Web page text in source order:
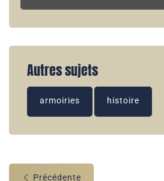
Autres sujets
armoiries histoire
Précédente